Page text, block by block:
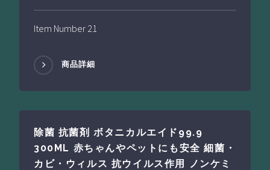
Item Number 21
商品詳細
除菌 抗菌剤 ボタニカルエイド99.9
300ML 赤ちゃんやペットにも安全 細菌・
カビ・ウィルス 抗ウイルス作用 ノンケミ